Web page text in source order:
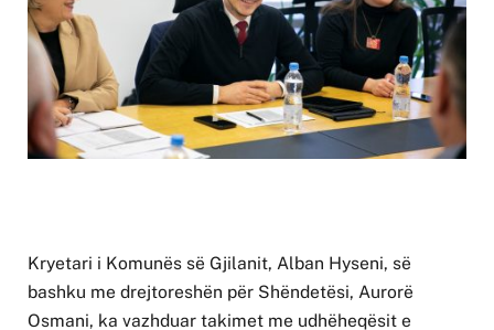
Kryetari i Komunës së Gjilanit, Alban Hyseni, së
bashku me drejtoreshën për Shëndetësi, Aurorë
Osmani, ka vazhduar takimet me udhëheqësit e